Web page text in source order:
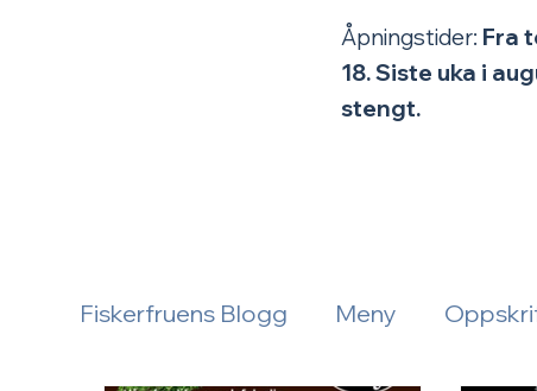
Åpningstider: Fra
18.Siste uka i
stengt.
Fiskerfruens Blogg Meny